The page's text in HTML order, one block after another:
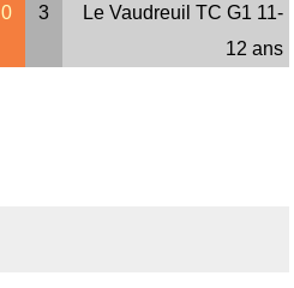
0 3
Le Vaudreuil TC G1 11-
12 ans